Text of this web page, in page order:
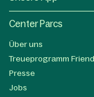
Center Parcs
Über uns
Treueprogramm
Presse
Jobs